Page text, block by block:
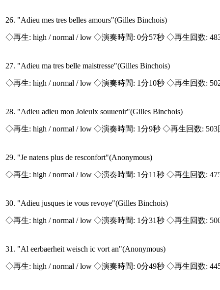
26. "Adieu mes tres belles amours"(Gilles Binchois)
◇再生: high / normal / low ◇演奏時間: 0分57秒 ◇再生回数:
27. "Adieu ma tres belle maistresse"(Gilles Binchois)
◇再生: high / normal / low ◇演奏時間: 1分10秒 ◇再生回数:
28. "Adieu adieu mon Joieulx souuenir"(Gilles Binchois)
◇再生: high / normal / low ◇演奏時間: 1分9秒 ◇再生回数:
29. "Je natens plus de resconfort"(Anonymous)
◇再生: high / normal / low ◇演奏時間: 1分11秒 ◇再生回数:
30. "Adieu jusques ie vous revoye"(Gilles Binchois)
◇再生: high / normal / low ◇演奏時間: 1分31秒 ◇再生回数:
31. "Al eerbaerheit weisch ic vort an"(Anonymous)
◇再生: high / normal / low ◇演奏時間: 0分49秒 ◇再生回数: